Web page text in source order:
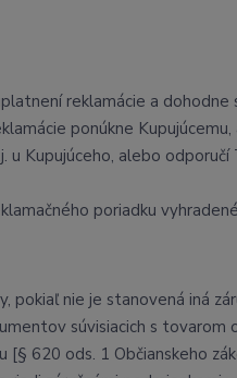
reklamácie a dohodne
ponúkne
u Kupujúceho, alebo
poriadku
pokiaľ nie je stanovená iná
súvisiacich s tovarom
620 ods. 1 Občianskeho